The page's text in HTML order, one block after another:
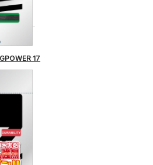
17